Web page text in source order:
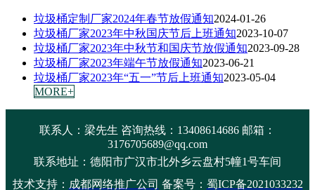
垃圾桶定制厂家2024年春节放假通知2024-01-26
垃圾桶厂家2023年中秋国庆节后上班通知2023-10-07
垃圾桶厂家2023年中秋节和国庆节放假通知2023-09-28
垃圾桶厂家2023年端午节放假通知2023-06-21
垃圾桶厂家2023年“五一”节后上班通知2023-05-04
MORE+
联系人：梁先生 咨询热线：13408614686 邮箱：
3176705689@qq.com
联系地址： 德阳市广汉市北外乡云盘村5幢1号车间
技术支持： 成都网络推广公司 备案号： 蜀ICP备2021033232